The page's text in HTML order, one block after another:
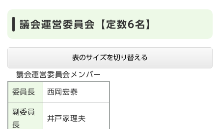
議会運営委員会【定数6名】
表のサイズを切り替える
議会運営委員会メンバー
委員長 西岡宏泰
副委員
長
井戸家理夫